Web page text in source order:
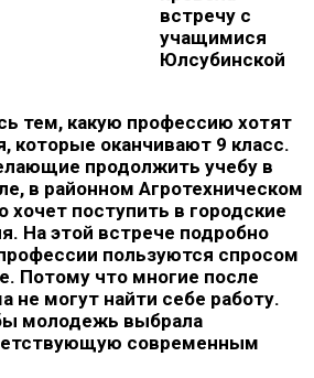
встречу с
учащимися
Юлсубинской
тем, какую профессию хотят
которые оканчивают 9 класс.
продолжить учебу в
в районном Агротехническом
хочет поступить в городские
На этой встрече подробно
пользуются спросом
Потому что многие после
не могут найти себе работу.
молодежь выбрала
современным